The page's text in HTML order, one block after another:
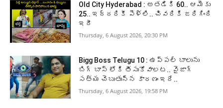
Old City Hyderabad : అతడికి 60.. ఆమెకు
25.. ఇద్దరికీ పెళ్లి.. చివరికి జరిగింది
ఇదీ
Thursday, 6 August 2026, 20:30 PM
Bigg Boss Telugu 10 : ఉప్పల్ బాలును
బిగ్ బాస్ లోకి తీసుకోవాలట.. వైజాగ్
సత్య చెబుతున్న కారణం ఇదే..
Thursday, 6 August 2026, 19:58 PM